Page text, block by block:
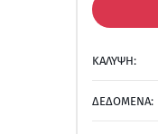
ΚΑΛΥΨΗ:
ΔΕΔΟΜΕΝΑ: